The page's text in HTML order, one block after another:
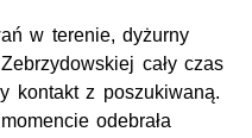
w terenie, dyżurny
cały czas
kontakt z poszukiwaną.
odebrała